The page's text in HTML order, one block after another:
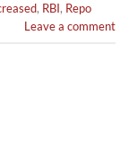
, RBI, Repo
Leave a comment